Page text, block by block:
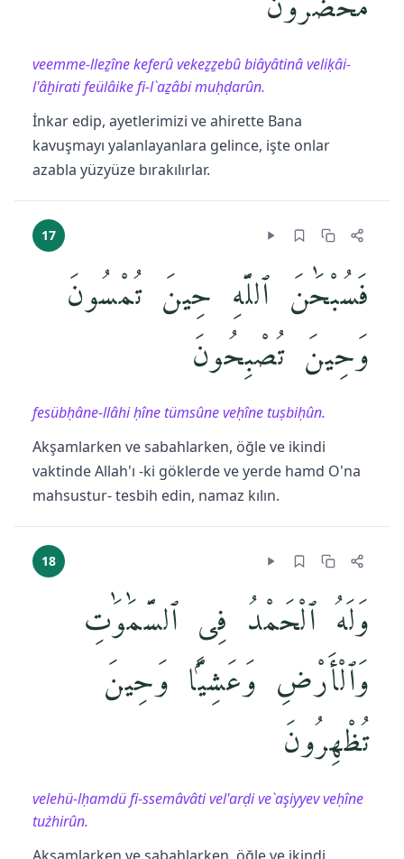
veemme-lleẕîne keferû vekeẕẕebû biâyâtinâ veliḳâi-
l'âḫirati feülâike fi-l`aẕâbi muḥḍarûn.
İnkar edip, ayetlerimizi ve ahirette Bana
kavuşmayı yalanlayanlara gelince, işte onlar
azabla yüzyüze bırakılırlar.
17
فَسُبْحَٰنَ ٱللَّهِ حِينَ تُمْسُونَ
وَحِينَ تُصْبِحُونَ
fesübḥâne-llâhi ḥîne tümsûne veḥîne tuṣbiḥûn.
Akşamlarken ve sabahlarken, öğle ve ikindi
vaktinde Allah'ı -ki göklerde ve yerde hamd O'na
mahsustur- tesbih edin, namaz kılın.
18
وَلَهُ ٱلْحَمْدُ فِى ٱلسَّمَٰوَٰتِ
وَٱلْأَرْضِ وَعَشِيًّۭا وَحِينَ
تُظْهِرُونَ
velehü-lḥamdü fi-ssemâvâti vel'arḍi ve`aşiyyev veḥîne
tużhirûn.